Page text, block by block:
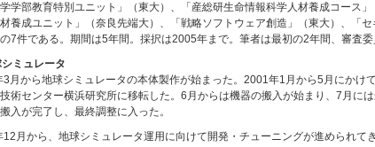
学部教育特別ユニット」（東大）、「産総研生命情報科学人材養成コース
養成ユニット」（奈良先端大）、「戦略ソフトウェア創造」（東大）、「
7件である。期間は5年間。採択は2005年まで。筆者は最初の2年間、審査
ミュレータ
3月から地球シミュレータの本体製作が始まった。2001年1月から5月にか
術センター横浜研究所に移転した。6月からは機器の搬入が始まり、7月
入が完了し、最終調整に入った。
月から、地球シミュレータ運用に向けて開発・チューニングが進められ